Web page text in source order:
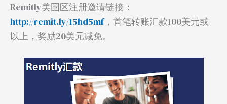
Remitly美国区注册邀请链接：
http://remit.ly/15hd5mf，首笔转账汇款100美元或
以上，奖励20美元减免。